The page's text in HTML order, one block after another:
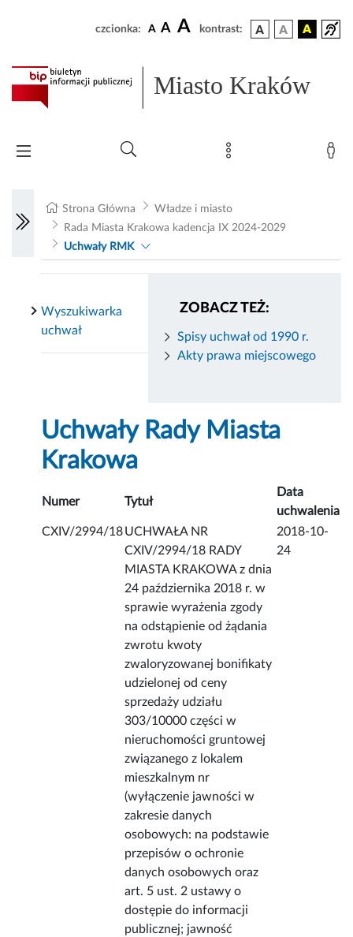
czcionka: A A A kontrast:
Miasto Kraków
Strona Główna
Władze i miasto
Rada Miasta Krakowa kadencja IX 2024-2029
Uchwały RMK
ZOBACZ TEŻ:
Spisy uchwał od 1990 r.
Akty prawa miejscowego
Wyszukiwarka
uchwał
Uchwały Rady Miasta
Krakowa
Numer Tytuł
Data
uchwalenia
CXIV/2994/18UCHWAŁA NR
CXIV/2994/18 RADY
MIASTA KRAKOWA z dnia
24 października 2018 r. w
sprawie wyrażenia zgody
na odstąpienie od żądania
zwrotu kwoty
zwaloryzowanej bonifikaty
udzielonej od ceny
sprzedaży udziału
303/10000 części w
nieruchomości gruntowej
związanego z lokalem
mieszkalnym nr
(wyłączenie jawności w
zakresie danych
osobowych: na podstawie
przepisów o ochronie
danych osobowych oraz
art. 5 ust. 2 ustawy o
dostępie do informacji
publicznej; jawność
2018-10-
24